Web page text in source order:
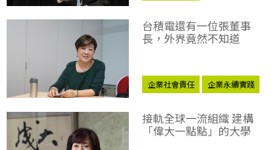
台積電還有一位張董事
長，外界竟然不知道
企業社會責任 企業永續實踐
接軌全球一流組織 建構
「偉大一點點」的大學